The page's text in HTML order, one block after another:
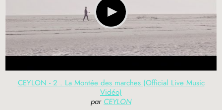
CEYLON - 2 . La Montée des marches (Official Live Music
Vidéo)
par CEYLON